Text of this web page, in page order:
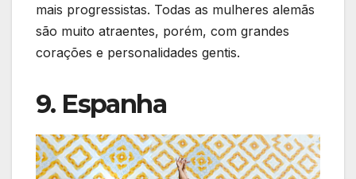
mais progressistas. Todas as mulheres alemãs
são muito atraentes, porém, com grandes
corações e personalidades gentis.
9. Espanha